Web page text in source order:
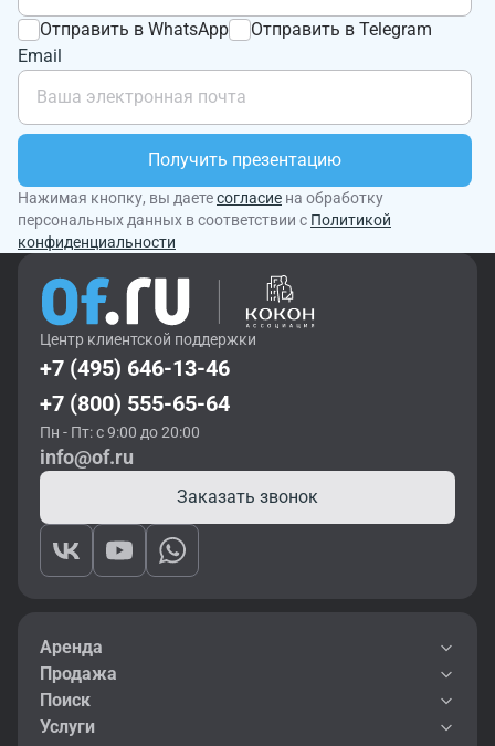
Отправить в WhatsApp
Отправить в Telegram
Email
Получить презентацию
Нажимая кнопку, вы даетесогласие на обработку
персональных данных в соответствии с Политикой
конфиденциальности
Центр клиентской поддержки
+7 (495) 646-13-46
+7 (800) 555-65-64
Пн - Пт: с 9:00 до 20:00
info@of.ru
Заказать звонок
Аренда
Продажа
Поиск
Услуги